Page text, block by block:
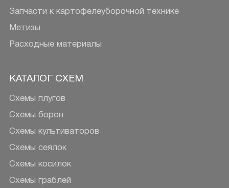
Запчасти к картофелеуборочной технике
Метизы
Расходные материалы
КАТАЛОГ СХЕМ
Схемы плугов
Схемы борон
Схемы культиваторов
Схемы сеялок
Схемы косилок
Схемы граблей